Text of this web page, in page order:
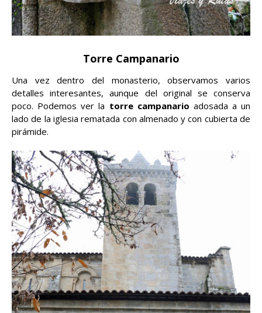
Torre Campanario
Una vez dentro del monasterio, observamos varios
detalles interesantes, aunque del original se conserva
poco. Podemos ver la torre campanario adosada a un
lado de la iglesia rematada con almenado y con cubierta de
pirámide.